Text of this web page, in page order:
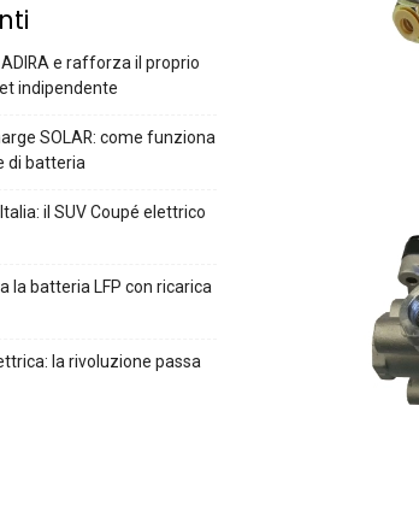
e rafforza il proprio
indipendente
SOLAR: come funziona
di batteria
il SUV Coupé elettrico
la batteria LFP con ricarica
la rivoluzione passa